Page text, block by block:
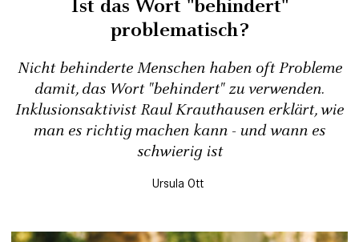
Ist das Wort "behindert"
problematisch?
Nicht behinderte Menschen haben oft Probleme
damit, das Wort "behindert" zu verwenden.
Inklusionsaktivist Raul Krauthausen erklärt, wie
man es richtig machen kann - und wann es
schwierig ist
Ursula Ott